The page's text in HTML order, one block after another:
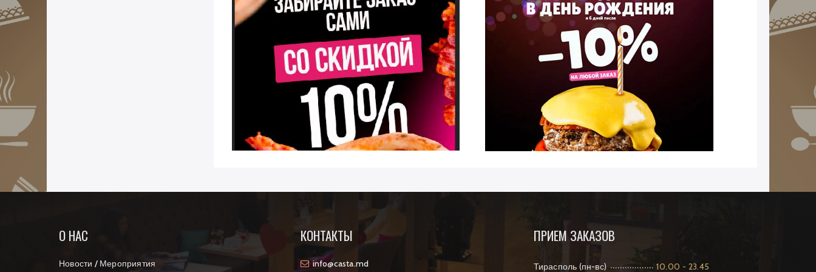
О НАС
Новости / Мероприятия
КОНТАКТЫ
info@casta.md
ПРИЕМ ЗАКАЗОВ
Тирасполь (пн-вс) 10.00 - 23.45